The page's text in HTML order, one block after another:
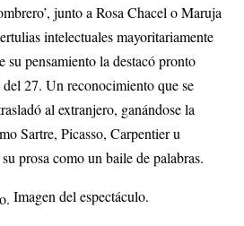
junto a Rosa Chacel o Maruja
intelectuales mayoritariamente
su pensamiento la destacó pronto
27. Un reconocimiento que se
al extranjero, ganándose la
Sartre, Picasso, Carpentier u
prosa como un baile de palabras.
Imagen del espectáculo.